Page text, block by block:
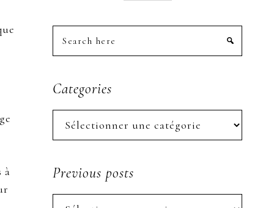
à
Categories
Previous posts